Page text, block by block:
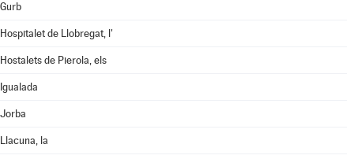
Gurb
Hospitalet de Llobregat, l'
Hostalets de Pierola, els
Igualada
Jorba
Llacuna, la